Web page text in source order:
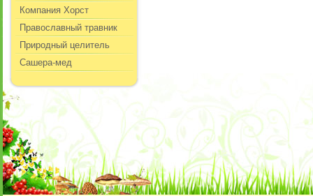
Компания Хорст
Православный травник
Природный целитель
Сашера-мед